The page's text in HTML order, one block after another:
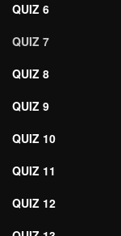
QUIZ 6
QUIZ 7
QUIZ 8
QUIZ 9
QUIZ 10
QUIZ 11
QUIZ 12